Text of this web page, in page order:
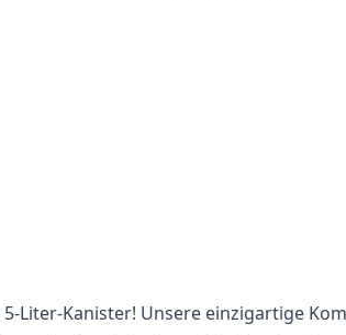
Liter-Kanister! Unsere einzigartige